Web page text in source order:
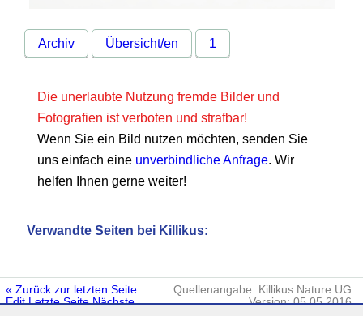
Archiv Übersicht/en 1
Die unerlaubte Nutzung fremde Bilder und
Fotografien ist verboten und strafbar!
Wenn Sie ein Bild nutzen möchten, senden Sie
uns einfach eine unverbindliche Anfrage. Wir
helfen Ihnen gerne weiter!
Verwandte Seiten bei Killikus:
« Zurück zur letzten Seite.
Edit Letzte Seite Nächste
Quellenangabe: Killikus Nature UG
Version: 05.05.2016